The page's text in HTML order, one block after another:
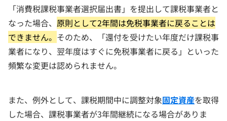
「消費税課税事業者選択届出書」を提出して課税事業者と
なった場合、 原則として2年間は免税事業者に戻ることは
できません。 そのため、「還付を受けたい年度だけ課税事
業者になり、翌年度はすぐに免税事業者に戻る」といった
頻繁な変更は認められません。
また、例外として、課税期間中に調整対象固定資産を取得
した場合、課税事業者が3年間継続になる場合がありま